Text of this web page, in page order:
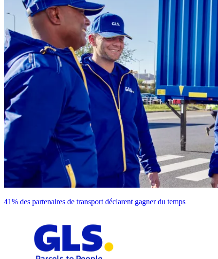
41% des partenaires de transport déclarent gagner du temps